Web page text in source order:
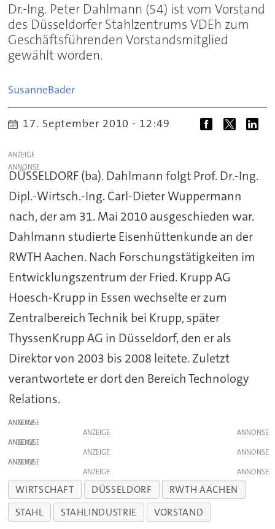
Dr.-Ing. Peter Dahlmann (54) ist vom Vorstand
des Düsseldorfer Stahlzentrums VDEh zum
Geschäftsführenden Vorstandsmitglied
gewählt worden.
SusanneBader
17. September 2010 - 12:49
ANZEIGE
DÜSSELDORF (ba). Dahlmann folgt Prof. Dr.-Ing.
Dipl.-Wirtsch.-Ing. Carl-Dieter Wuppermann
nach, der am 31. Mai 2010 ausgeschieden war.
Dahlmann studierte Eisenhüttenkunde an der
RWTH Aachen. Nach Forschungstätigkeiten im
Entwicklungszentrum der Fried. Krupp AG
Hoesch-Krupp in Essen wechselte er zum
Zentralbereich Technik bei Krupp, später
ThyssenKrupp AG in Düsseldorf, den er als
Direktor von 2003 bis 2008 leitete. Zuletzt
verantwortete er dort den Bereich Technology
Relations.
ANZEIGE
ANZEIGE
ANZEIGE
ANZEIGE
ANZEIGE
ANZEIGE
WIRTSCHAFT DÜSSELDORF
RWTH AACHEN
STAHL
STAHLINDUSTRIE VORSTAND